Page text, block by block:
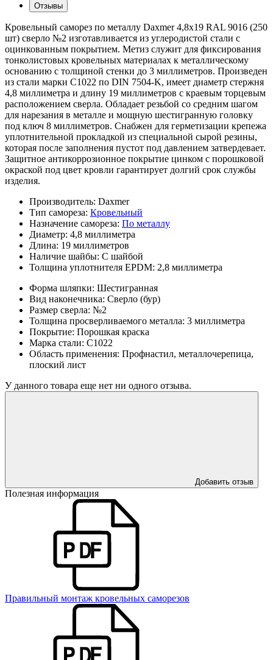
Отзывы
Кровельный саморез по металлу Daxmer 4,8x19 RAL 9016 (250
шт) сверло №2 изготавливается из углеродистой стали с
оцинкованным покрытием. Метиз служит для фиксирования
тонколистовых кровельных материалах к металлическому
основанию с толщиной стенки до 3 миллиметров. Произведен
из стали марки С1022 по DIN 7504-K, имеет диаметр стержня
4,8 миллиметра и длину 19 миллиметров с краевым торцевым
расположением сверла. Обладает резьбой со средним шагом
для нарезания в металле и мощную шестигранную головку
под ключ 8 миллиметров. Снабжен для герметизации крепежа
уплотнительной прокладкой из специальной сырой резины,
которая после заполнения пустот под давлением затвердевает.
Защитное антикоррозионное покрытие цинком с порошковой
окраской под цвет кровли гарантирует долгий срок службы
изделия.
Производитель: Daxmer
Тип самореза: Кровельный
Назначение самореза: По металлу
Диаметр: 4,8 миллиметра
Длина: 19 миллиметров
Наличие шайбы: С шайбой
Толщина уплотнителя EPDM: 2,8 миллиметра
Форма шляпки: Шестигранная
Вид наконечника: Сверло (бур)
Размер сверла: №2
Толщина просверливаемого металла: 3 миллиметра
Покрытие: Порошкая краска
Марка стали: С1022
Область применения: Профнастил, металлочерепица,
плоский лист
У данного товара еще нет ни одного отзыва.
Добавить отзыв
Полезная информация
Правильный монтаж кровельных саморезов